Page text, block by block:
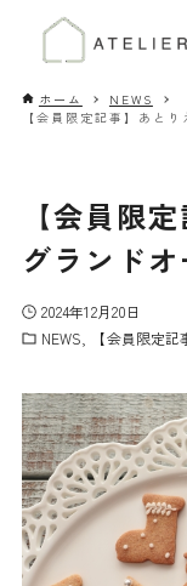
ホーム
NEWS
【会員限定記事】あと
【会員限
グランドオ
2024年12月20日
NEWS
【会員限定記